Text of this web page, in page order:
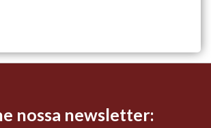
nossa newsletter: